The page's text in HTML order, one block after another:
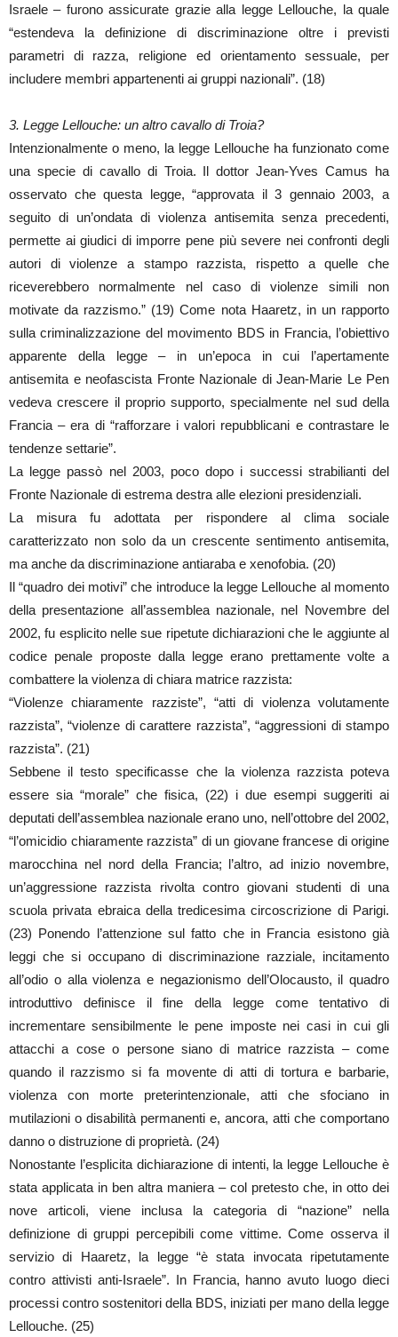
Israele – furono assicurate grazie alla legge Lellouche, la quale
“estendeva la definizione di discriminazione oltre i previsti
parametri di razza, religione ed orientamento sessuale, per
includere membri appartenenti ai gruppi nazionali”. (18)
3. Legge Lellouche: un altro cavallo di Troia?
Intenzionalmente o meno, la legge Lellouche ha funzionato come
una specie di cavallo di Troia. Il dottor Jean-Yves Camus ha
osservato che questa legge, “approvata il 3 gennaio 2003, a
seguito di un’ondata di violenza antisemita senza precedenti,
permette ai giudici di imporre pene più severe nei confronti degli
autori di violenze a stampo razzista, rispetto a quelle che
riceverebbero normalmente nel caso di violenze simili non
motivate da razzismo.” (19) Come nota Haaretz, in un rapporto
sulla criminalizzazione del movimento BDS in Francia, l’obiettivo
apparente della legge – in un’epoca in cui l’apertamente
antisemita e neofascista Fronte Nazionale di Jean-Marie Le Pen
vedeva crescere il proprio supporto, specialmente nel sud della
Francia – era di “rafforzare i valori repubblicani e contrastare le
tendenze settarie”.
La legge passò nel 2003, poco dopo i successi strabilianti del
Fronte Nazionale di estrema destra alle elezioni presidenziali.
La misura fu adottata per rispondere al clima sociale
caratterizzato non solo da un crescente sentimento antisemita,
ma anche da discriminazione antiaraba e xenofobia. (20)
Il “quadro dei motivi” che introduce la legge Lellouche al momento
della presentazione all’assemblea nazionale, nel Novembre del
2002, fu esplicito nelle sue ripetute dichiarazioni che le aggiunte al
codice penale proposte dalla legge erano prettamente volte a
combattere la violenza di chiara matrice razzista:
“Violenze chiaramente razziste”, “atti di violenza volutamente
razzista”, “violenze di carattere razzista”, “aggressioni di stampo
razzista”. (21)
Sebbene il testo specificasse che la violenza razzista poteva
essere sia “morale” che fisica, (22) i due esempi suggeriti ai
deputati dell’assemblea nazionale erano uno, nell’ottobre del 2002,
“l’omicidio chiaramente razzista” di un giovane francese di origine
marocchina nel nord della Francia; l’altro, ad inizio novembre,
un’aggressione razzista rivolta contro giovani studenti di una
scuola privata ebraica della tredicesima circoscrizione di Parigi.
(23) Ponendo l’attenzione sul fatto che in Francia esistono già
leggi che si occupano di discriminazione razziale, incitamento
all’odio o alla violenza e negazionismo dell’Olocausto, il quadro
introduttivo definisce il fine della legge come tentativo di
incrementare sensibilmente le pene imposte nei casi in cui gli
attacchi a cose o persone siano di matrice razzista – come
quando il razzismo si fa movente di atti di tortura e barbarie,
violenza con morte preterintenzionale, atti che sfociano in
mutilazioni o disabilità permanenti e, ancora, atti che comportano
danno o distruzione di proprietà. (24)
Nonostante l’esplicita dichiarazione di intenti, la legge Lellouche è
stata applicata in ben altra maniera – col pretesto che, in otto dei
nove articoli, viene inclusa la categoria di “nazione” nella
definizione di gruppi percepibili come vittime. Come osserva il
servizio di Haaretz, la legge “è stata invocata ripetutamente
contro attivisti anti-Israele”. In Francia, hanno avuto luogo dieci
processi contro sostenitori della BDS, iniziati per mano della legge
Lellouche. (25)